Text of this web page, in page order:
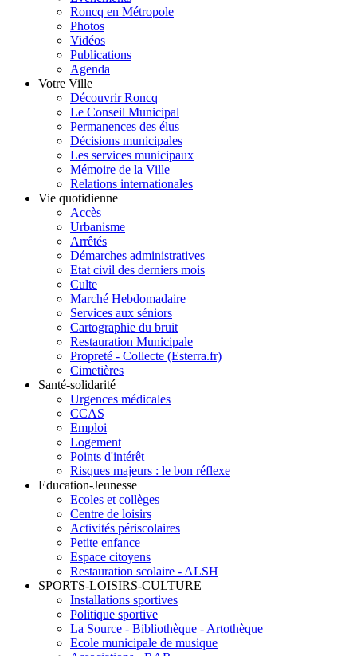
Roncq en Métropole
Photos
Vidéos
Publications
Agenda
Votre Ville
Découvrir Roncq
Le Conseil Municipal
Permanences des élus
Décisions municipales
Les services municipaux
Mémoire de la Ville
Relations internationales
Vie quotidienne
Accès
Urbanisme
Arrêtés
Démarches administratives
Etat civil des derniers mois
Culte
Marché Hebdomadaire
Services aux séniors
Cartographie du bruit
Restauration Municipale
Propreté - Collecte (Esterra.fr)
Cimetières
Santé-solidarité
Urgences médicales
CCAS
Emploi
Logement
Points d'intérêt
Risques majeurs : le bon réflexe
Education-Jeunesse
Ecoles et collèges
Centre de loisirs
Activités périscolaires
Petite enfance
Espace citoyens
Restauration scolaire - ALSH
SPORTS-LOISIRS-CULTURE
Installations sportives
Politique sportive
La Source - Bibliothèque - Artothèque
Ecole municipale de musique